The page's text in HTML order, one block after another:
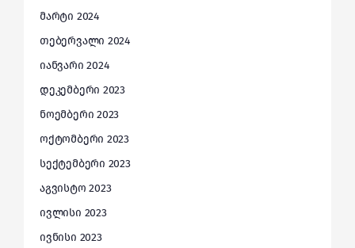
მარტი 2024
თებერვალი 2024
იანვარი 2024
დეკემბერი 2023
ნოემბერი 2023
ოქტომბერი 2023
სექტემბერი 2023
აგვისტო 2023
ივლისი 2023
ივნისი 2023